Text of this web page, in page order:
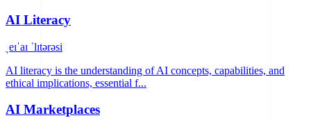
AI Literacy
ˌeɪˈaɪ ˈlɪtərəsi
AI literacy is the understanding of AI concepts, capabilities, and
ethical implications, essential f...
AI Marketplaces